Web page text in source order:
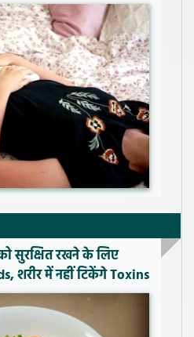
सुरक्षित रखने के लिए
शरीर में नहीं टिकेंगे Toxins